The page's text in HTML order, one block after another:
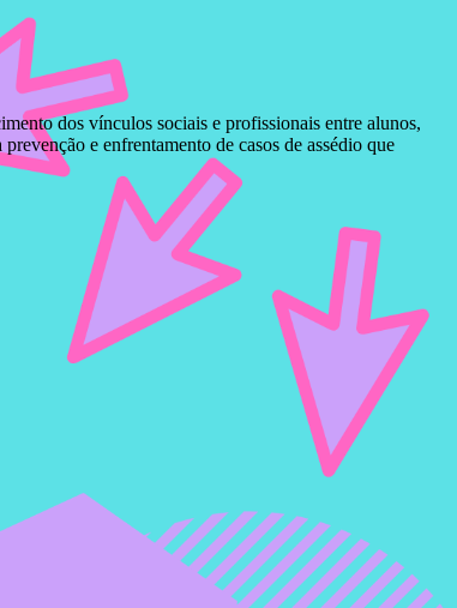
dos vínculos sociais e profissionais entre alunos,
e enfrentamento de casos de assédio que